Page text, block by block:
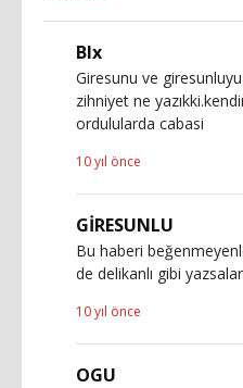
Blx
Giresunu ve
zihniyet ne
ordulularda cabasi
10 yıl önce
GİRESUNLU
Bu haberi
de delikanlı gibi
10 yıl önce
OGU